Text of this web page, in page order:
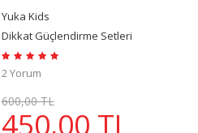
Yuka Kids
Dikkat Güçlendirme Setleri
2 Yorum
600,00 TL
450,00 TL